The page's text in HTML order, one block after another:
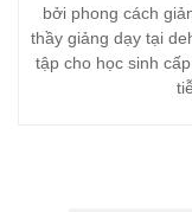
bởi phong cách
thầy giảng dạy tại
tập cho học sinh